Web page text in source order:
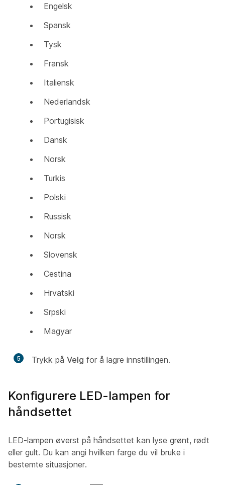
Engelsk
Spansk
Tysk
Fransk
Italiensk
Nederlandsk
Portugisisk
Dansk
Norsk
Turkis
Polski
Russisk
Norsk
Slovensk
Cestina
Hrvatski
Srpski
Magyar
5 Trykk på Velg for å lagre innstillingen.
Konfigurere LED-lampen for
håndsettet
LED-lampen øverst på håndsettet kan lyse grønt, rødt
eller gult. Du kan angi hvilken farge du vil bruke i
bestemte situasjoner.